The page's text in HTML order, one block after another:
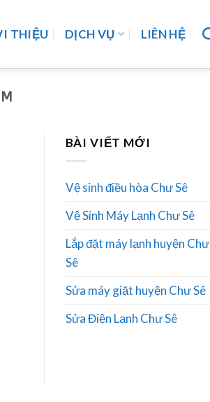
THIỆU DỊCH VỤ LIÊN HỆ
BÀI VIẾT MỚI
Vệ sinh điều hòa Chư Sê
Vệ Sinh Máy Lạnh Chư Sê
Lắp đặt máy lạnh huyện Chư
Sê
Sửa máy giặt huyện Chư Sê
Sửa Điện Lạnh Chư Sê